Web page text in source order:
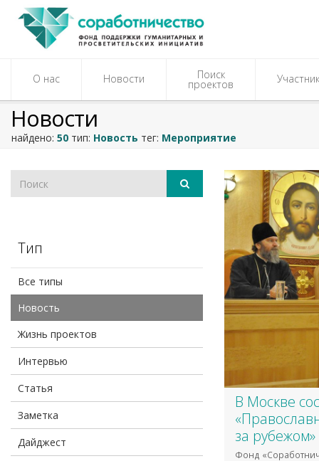
О нас Новости Поиск
проектов
Новости
найдено: 50 тип: Новость тег: Мероприятие
Тип
Все типы
Новость
Жизнь проектов
Интервью
Статья
Заметка
Дайджест
В Москве
за рубежом»
Фонд